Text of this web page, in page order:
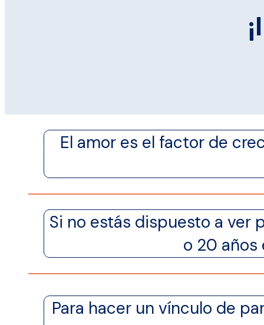
El amor es el factor de
Si no estás dispuesto a ver
o 20 años
Para hacer un vínculo de